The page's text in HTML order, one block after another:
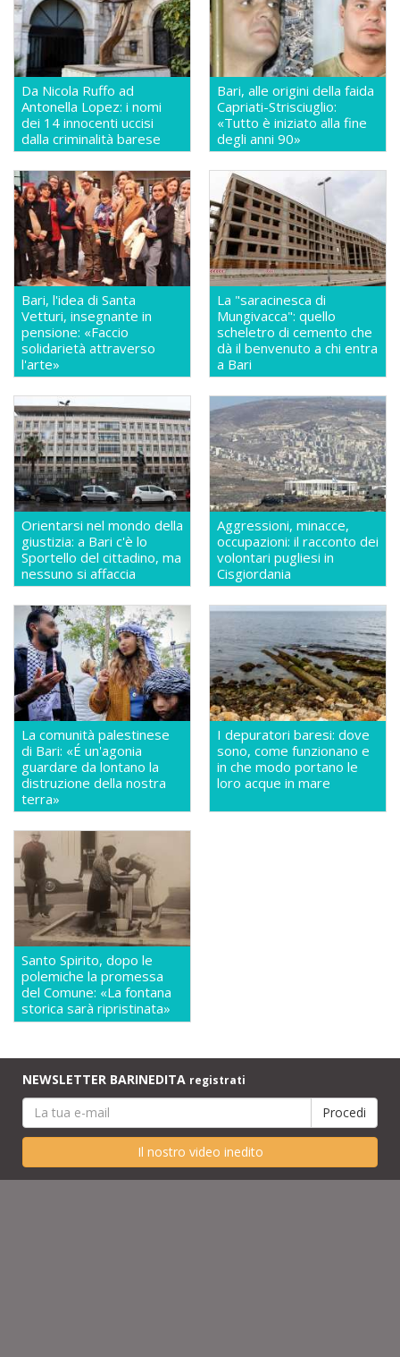
Da Nicola Ruffo ad
Antonella Lopez: i nomi
dei 14 innocenti uccisi
dalla criminalità barese
Bari, alle origini della faida
Capriati-Strisciuglio:
«Tutto è iniziato alla fine
degli anni 90»
Bari, l'idea di Santa
Vetturi, insegnante in
pensione: «Faccio
solidarietà attraverso
l'arte»
La "saracinesca di
Mungivacca": quello
scheletro di cemento che
dà il benvenuto a chi entra
a Bari
Orientarsi nel mondo della
giustizia: a Bari c'è lo
Sportello del cittadino, ma
nessuno si affaccia
Aggressioni, minacce,
occupazioni: il racconto dei
volontari pugliesi in
Cisgiordania
La comunità palestinese
di Bari: «É un'agonia
guardare da lontano la
distruzione della nostra
terra»
I depuratori baresi: dove
sono, come funzionano e
in che modo portano le
loro acque in mare
Santo Spirito, dopo le
polemiche la promessa
del Comune: «La fontana
storica sarà ripristinata»
NEWSLETTER BARINEDITA registrati
Il nostro video inedito